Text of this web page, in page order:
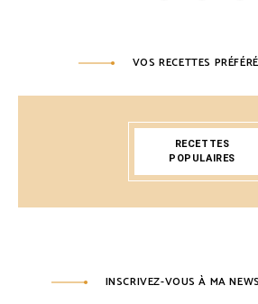
VOS RECETTES
RECETTES
POPULAIRES
INSCRIVEZ-VOUS À MA